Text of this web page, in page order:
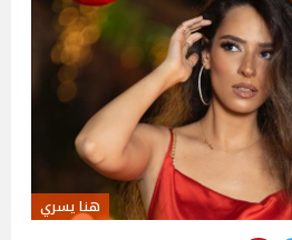
هنا يسري